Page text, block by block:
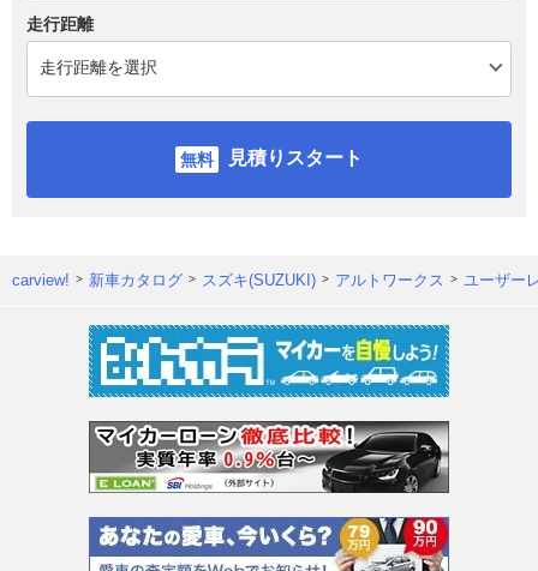
走行距離
見積りスタート
carview! 新車カタログ スズキ(SUZUKI) アルトワークス ユーザー